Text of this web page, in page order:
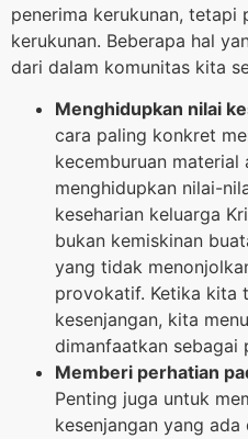
penerima kerukunan, tetapi
kerukunan. Beberapa hal
dari dalam komunitas kita
Menghidupkan nilai
cara paling konkret
kecemburuan material
menghidupkan nilai-
keseharian keluarga
bukan kemiskinan
yang tidak
provokatif. Ketika kita
kesenjangan, kita
dimanfaatkan sebagai
Memberi perhatian
Penting juga untuk
kesenjangan yang